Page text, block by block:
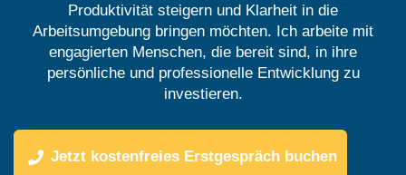
Produktivität steigern und Klarheit in die
Arbeitsumgebung bringen möchten. Ich arbeite mit
engagierten Menschen, die bereit sind, in ihre
persönliche und professionelle Entwicklung zu
investieren.
Jetzt kostenfreies Erstgespräch buchen